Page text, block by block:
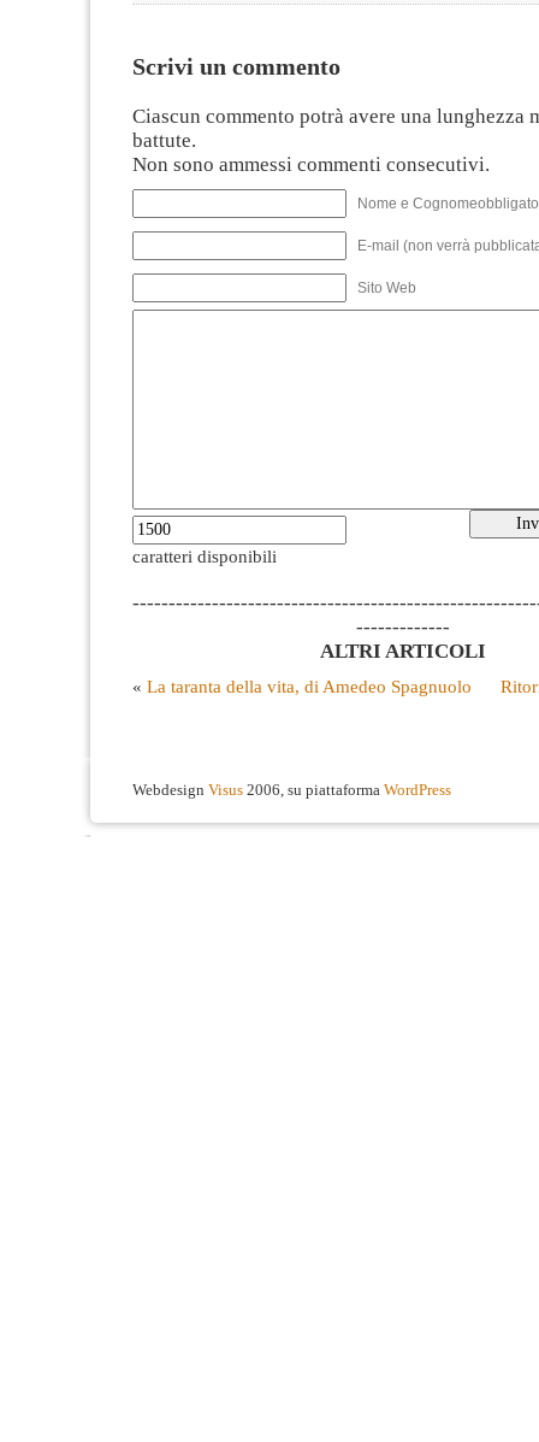
Scrivi un commento
Ciascun commento potrà avere una lunghezza
battute.
Non sono ammessi commenti consecutivi.
Nome e
E-mail (non verrà
Sito Web
caratteri disponibili
-------------
ALTRI ARTICOLI
« La taranta della vita, di Amedeo Spagnuolo
Webdesign Visus 2006, su piattaforma WordPress